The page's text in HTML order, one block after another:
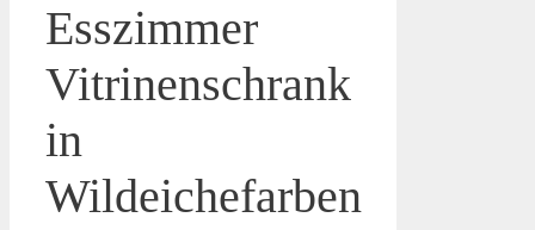
Esszimmer
Vitrinenschrank
in
Wildeichefarben